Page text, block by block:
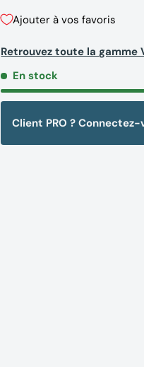
Ajouter à vos favoris
Retrouvez toute la gamme
En stock
Client PRO ? Connectez-